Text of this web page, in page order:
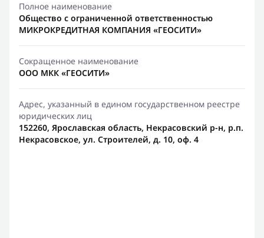
Полное наименование
Общество с ограниченной ответственностью
МИКРОКРЕДИТНАЯ КОМПАНИЯ «ГЕОСИТИ»
Сокращенное наименование
ООО МКК «ГЕОСИТИ»
Адрес, указанный в едином государственном реестре
юридических лиц
152260, Ярославская область, Некрасовский р-н, р.п.
Некрасовское, ул. Строителей, д. 10, оф. 4